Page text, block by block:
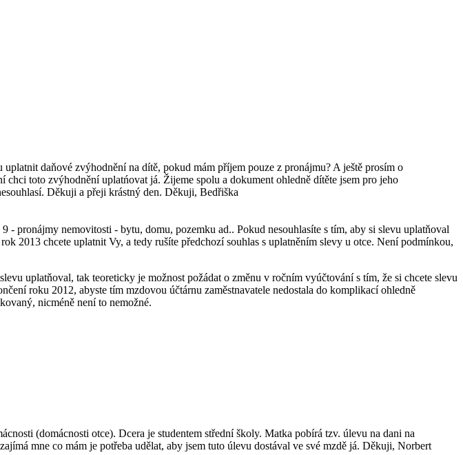
daňové zvýhodnění na dítě, pokud mám příjem pouze z pronájmu? A ještě prosím o
toto zvýhodnění uplatńovat já. Žijeme spolu a dokument ohledně dítěte jsem pro jeho
Děkuji a přeji krástný den. Děkuji, Bedřiška
pronájmy nemovitosti - bytu, domu, pozemku ad.. Pokud nesouhlasíte s tím, aby si slevu uplatňoval
2013 chcete uplatnit Vy, a tedy rušíte předchozí souhlas s uplatněním slevy u otce. Není podmínkou,
uplatňoval, tak teoreticky je možnost požádat o změnu v ročním vyúčtování s tím, že si chcete slevu
roku 2012, abyste tím mzdovou účtárnu zaměstnavatele nedostala do komplikací ohledně
nicméně není to nemožné.
(domácnosti otce). Dcera je studentem střední školy. Matka pobírá tzv. úlevu na dani na
mne co mám je potřeba udělat, aby jsem tuto úlevu dostával ve své mzdě já. Děkuji, Norbert